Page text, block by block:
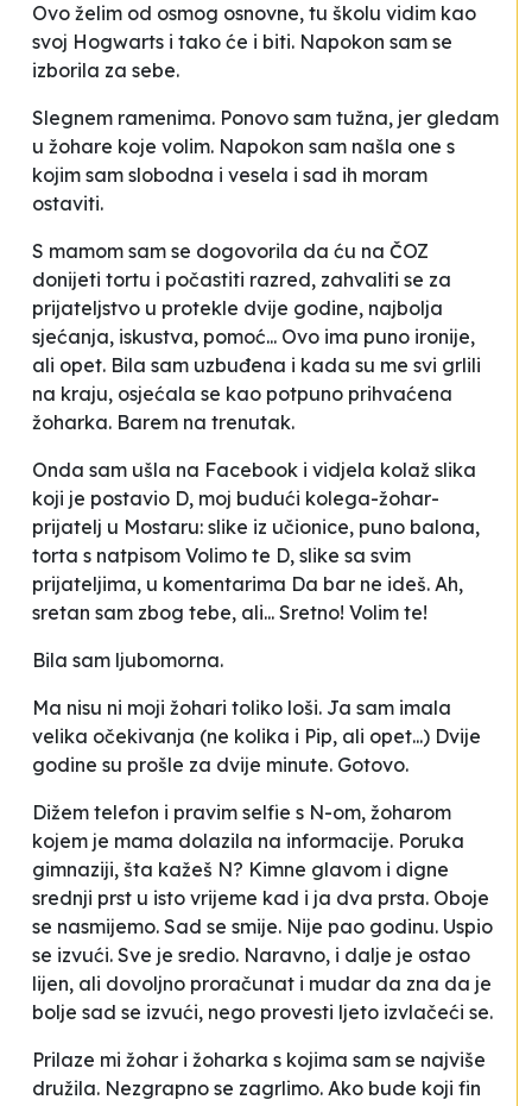
Ovo želim od osmog osnovne, tu školu vidim kao
svoj Hogwarts i tako će i biti. Napokon sam se
izborila za sebe.
Slegnem ramenima. Ponovo sam tužna, jer gledam
u žohare koje volim. Napokon sam našla one s
kojim sam slobodna i vesela i sad ih moram
ostaviti.
S mamom sam se dogovorila da ću na ČOZ
donijeti tortu i počastiti razred, zahvaliti se za
prijateljstvo u protekle dvije godine, najbolja
sjećanja, iskustva, pomoć... Ovo ima puno ironije,
ali opet. Bila sam uzbuđena i kada su me svi grlili
na kraju, osjećala se kao potpuno prihvaćena
žoharka. Barem na trenutak.
Onda sam ušla na Facebook i vidjela kolaž slika
koji je postavio D, moj budući kolega-žohar-
prijatelj u Mostaru: slike iz učionice, puno balona,
torta s natpisom Volimo te D, slike sa svim
prijateljima, u komentarima Da bar ne ideš. Ah,
sretan sam zbog tebe, ali... Sretno! Volim te!
Bila sam ljubomorna.
Ma nisu ni moji žohari toliko loši. Ja sam imala
velika očekivanja (ne kolika i Pip, ali opet...) Dvije
godine su prošle za dvije minute. Gotovo.
Dižem telefon i pravim selfie s N-om, žoharom
kojem je mama dolazila na informacije. Poruka
gimnaziji, šta kažeš N? Kimne glavom i digne
srednji prst u isto vrijeme kad i ja dva prsta. Oboje
se nasmijemo. Sad se smije. Nije pao godinu. Uspio
se izvući. Sve je sredio. Naravno, i dalje je ostao
lijen, ali dovoljno proračunat i mudar da zna da je
bolje sad se izvući, nego provesti ljeto izvlačeći se.
Prilaze mi žohar i žoharka s kojima sam se najviše
družila. Nezgrapno se zagrlimo. Ako bude koji fin